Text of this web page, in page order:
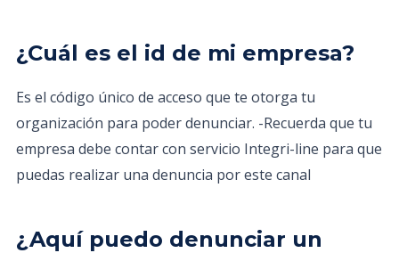
¿Cuál es el id de mi empresa?
Es el código único de acceso que te otorga tu
organización para poder denunciar. -Recuerda que tu
empresa debe contar con servicio Integri-line para que
puedas realizar una denuncia por este canal
¿Aquí puedo denunciar un